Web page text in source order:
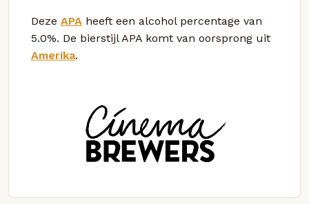
Deze APA heeft een alcohol percentage van
5.0%. De bierstijl APA komt van oorsprong uit
Amerika.